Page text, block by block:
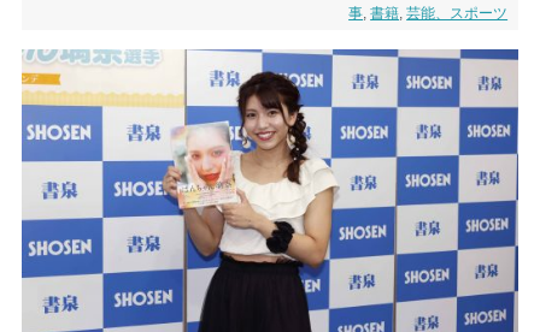
事,書籍,芸能、スポーツ